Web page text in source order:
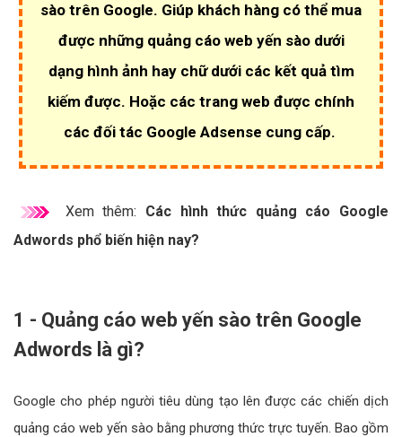
sào trên Google. Giúp khách hàng có thể mua
được những quảng cáo web yến sào dưới
dạng hình ảnh hay chữ dưới các kết quả tìm
kiếm được. Hoặc các trang web được chính
các đối tác Google Adsense cung cấp.
Xem thêm: Các hình thức quảng cáo Google
Adwords phổ biến hiện nay?
1 - Quảng cáo web yến sào trên Google
Adwords là gì?
Google cho phép người tiêu dùng tạo lên được các chiến dịch
quảng cáo web yến sào bằng phương thức trực tuyến. Bao gồm